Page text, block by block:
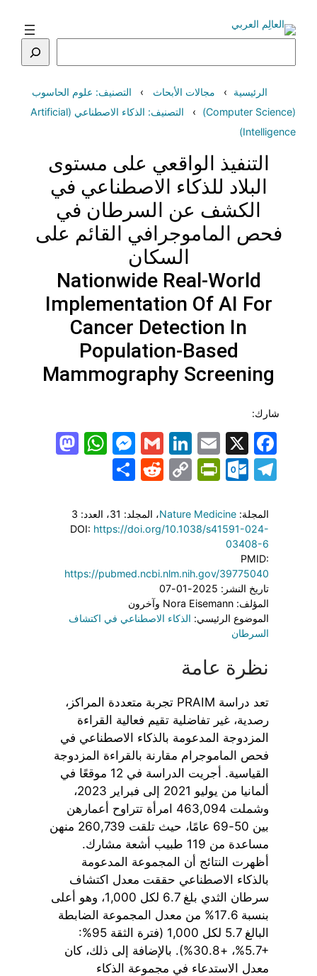
المحتوى
الرئيسية مجالات الأبحاث
التصنيف: علوم الحاسوب
(Computer Science)
التصنيف: الذكاء الاصطناعي (Artificial
Intelligence)
التنفيذ الواقعي على مستوى
البلاد للذكاء الاصطناعي في
الكشف عن السرطان في
فحص الماموجرافي القائم على
السكان
Nationwide Real-World
Implementation Of AI For
Cancer Detection In
Population-Based
Mammography Screening
شارك:
Facebook
X
Email
LinkedIn
Gmail
Telegram
Outlook.com
PrintFriendly
Copy
Reddit
Share
المجلة: Nature Medicine، المجلد: 31
، العدد: 3
DOI: https://doi.org/10.1038/s41591-024-
03408-6
PMID:
https://pubmed.ncbi.nlm.nih.gov/39775040
تاريخ النشر: 2025-01-07
المؤلف: Nora Eisemann وآخرون
الموضوع الرئيسي: الذكاء الاصطناعي في اكتشاف
السرطان
نظرة عامة
تعد دراسة PRAIM تجربة متعددة المراكز،
رصدية، غير تفاضلية تقيم فعالية القراءة
المزدوجة المدعومة بالذكاء الاصطناعي في
فحص الماموجرام مقارنة بالقراءة المزدوجة
القياسية. أجريت الدراسة في 12 موقعًا في
ألمانيا من يوليو 2021 إلى فبراير 2023،
وشملت 463,094 امرأة تتراوح أعمارهن
بين 50-69 عامًا، حيث تلقت 260,739 منهن
مساعدة من 119 طبيب أشعة مشارك.
أظهرت النتائج أن المجموعة المدعومة
بالذكاء الاصطناعي حققت معدل اكتشاف
سرطان الثدي بلغ 6.7 لكل 1,000، وهو أعلى
بنسبة 17.6% من معدل المجموعة الضابطة
البالغ 5.7 لكل 1,000 (فترة الثقة 95%:
+5.7%، +30.8%). بالإضافة إلى ذلك، كان
معدل الاستدعاء في مجموعة الذكاء